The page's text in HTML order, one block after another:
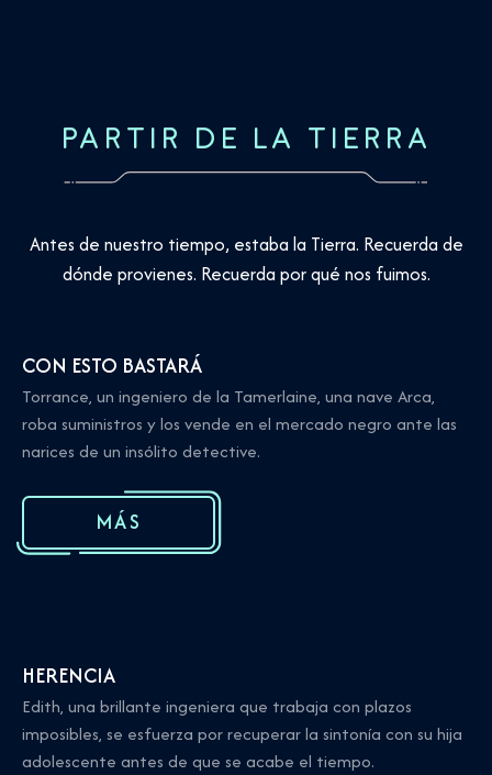
PARTIR DE LA TIERRA
Antes de nuestro tiempo, estaba la Tierra. Recuerda de
dónde provienes. Recuerda por qué nos fuimos.
CON ESTO BASTARÁ
Torrance, un ingeniero de la Tamerlaine, una nave Arca,
roba suministros y los vende en el mercado negro ante las
narices de un insólito detective.
MÁS
HERENCIA
Edith, una brillante ingeniera que trabaja con plazos
imposibles, se esfuerza por recuperar la sintonía con su hija
adolescente antes de que se acabe el tiempo.